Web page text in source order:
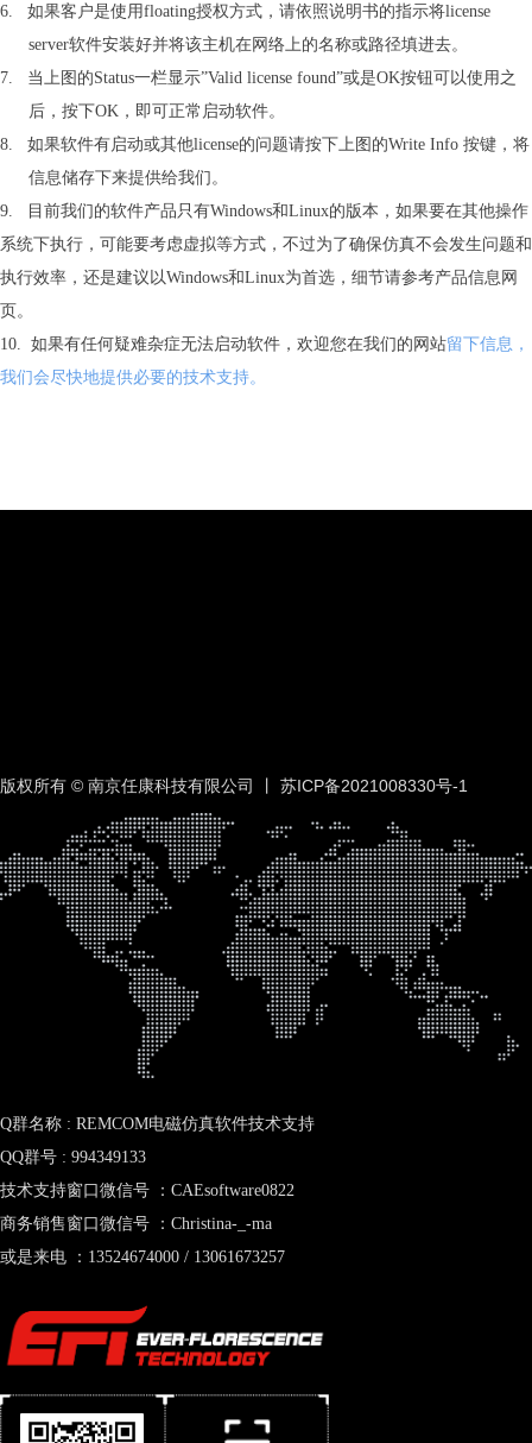
6. 如果客户是使用floating授权方式，请依照说明书的指示将license
server软件安装好并将该主机在网络上的名称或路径填进去。
7. 当上图的Status一栏显示”Valid license found”或是OK按钮可以使用之
后，按下OK，即可正常启动软件。
8. 如果软件有启动或其他license的问题请按下上图的Write Info 按键，将
信息储存下来提供给我们。
9. 目前我们的软件产品只有Windows和Linux的版本，如果要在其他操作
系统下执行，可能要考虑虚拟等方式，不过为了确保仿真不会发生问题和
执行效率，还是建议以Windows和Linux为首选，细节请参考产品信息网
页。
10. 如果有任何疑难杂症无法启动软件，欢迎您在我们的网站留下信息，
我们会尽快地提供必要的技术支持。
版权所有 © 南京任康科技有限公司 丨 苏ICP备2021008330号-1
Q群名称 : REMCOM电磁仿真软件技术支持
QQ群号 : 994349133
技术支持窗口微信号 ：CAEsoftware0822
商务销售窗口微信号 ：Christina-_-ma
或是来电 ：13524674000 / 13061673257